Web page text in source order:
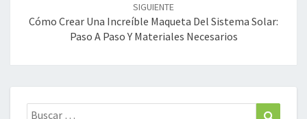
SIGUIENTE
Cómo Crear Una Increíble Maqueta Del Sistema Solar:
Paso A Paso Y Materiales Necesarios
Buscar: